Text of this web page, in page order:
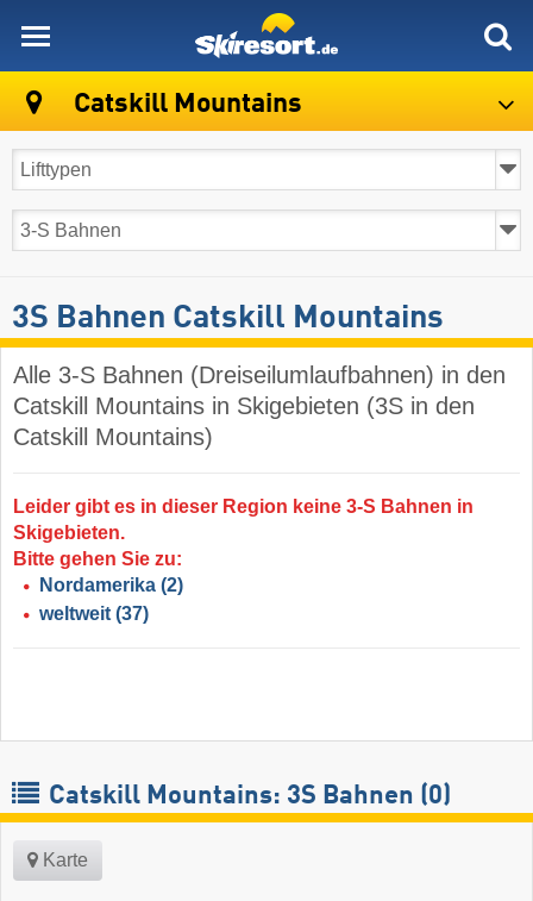
Catskill Mountains
3S Bahnen Catskill Mountains
Alle 3-S Bahnen (Dreiseilumlaufbahnen) in den
Catskill Mountains in Skigebieten (3S in den
Catskill Mountains)
Leider gibt es in dieser Region keine 3-S Bahnen in
Skigebieten.
Bitte gehen Sie zu:
Nordamerika (2)
weltweit (37)
Catskill Mountains: 3S Bahnen (0)
Karte